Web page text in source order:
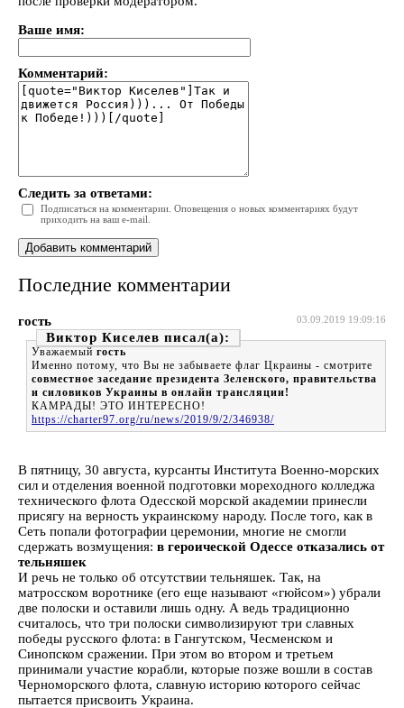
Ваше имя:
Комментарий:
Следить за ответами:
Подписаться на комментарии. Оповещения о новых комментариях будут
приходить на ваш e-mail.
Последние комментарии
03.09.2019 19:09:16
гость
Виктор Киселев
Уважаемыйгость
Именно потому, что Вы не забываете флаг Цкраины - смотрите
совместное заседание президента Зеленского, правительства
и силовиков Украины в онлайн трансляции!
КАМРАДЫ! ЭТО ИНТЕРЕСНО!
https://charter97.org/ru/news/2019/9/2/346938/
В пятницу, 30 августа, курсанты Института Военно-морских
сил и отделения военной подготовки мореходного колледжа
технического флота Одесской морской академии принесли
присягу на верность украинскому народу. После того, как в
Сеть попали фотографии церемонии, многие не смогли
сдержать возмущения: в героической Одессе отказались от
тельняшек
И речь не только об отсутствии тельняшек. Так, на
матросском воротнике (его еще называют «гюйсом») убрали
две полоски и оставили лишь одну. А ведь традиционно
считалось, что три полоски символизируют три славных
победы русского флота: в Гангутском, Чесменском и
Синопском сражении. При этом во втором и третьем
принимали участие корабли, которые позже вошли в состав
Черноморского флота, славную историю которого сейчас
пытается присвоить Украина.